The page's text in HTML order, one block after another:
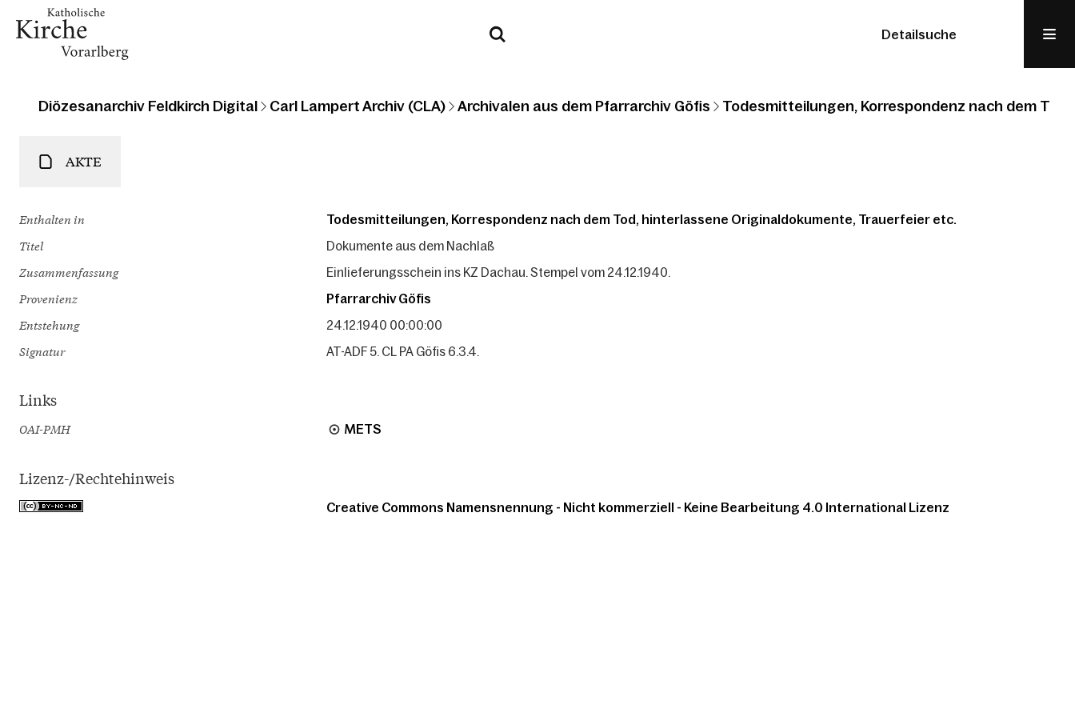
Detailsuche
Diözesanarchiv Feldkirch Digital Carl Lampert Archiv (CLA) Archivalen aus dem Pfarrarchiv Göfis Todesmitteilungen, Korrespondenz nach dem
AKTE
Enthalten in Todesmitteilungen, Korrespondenz nach dem Tod, hinterlassene Originaldokumente, Trauerfeier etc.
Titel Dokumente aus dem Nachlaß
Zusammenfassung Einlieferungsschein ins KZ Dachau. Stempel vom 24.12.1940.
Provenienz Pfarrarchiv Göfis
Entstehung 24.12.1940 00:00:00
Signatur AT-ADF 5. CL PA Göfis 6.3.4.
Links
OAI-PMH METS
Lizenz-/Rechtehinweis
Creative Commons Namensnennung - Nicht kommerziell - Keine Bearbeitung 4.0 International Lizenz